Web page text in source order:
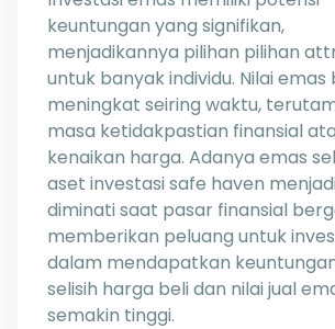
keuntungan yang signifikan,
menjadikannya pilihan pilihan
untuk banyak individu. Nilai emas
meningkat seiring waktu,
masa ketidakpastian finansial
kenaikan harga. Adanya emas
aset investasi safe haven
diminati saat pasar finansial
memberikan peluang untuk
dalam mendapatkan
selisih harga beli dan nilai jual
semakin tinggi.